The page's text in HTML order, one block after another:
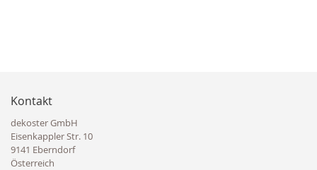
Kontakt
dekoster GmbH
Eisenkappler Str. 10
9141 Eberndorf
Österreich